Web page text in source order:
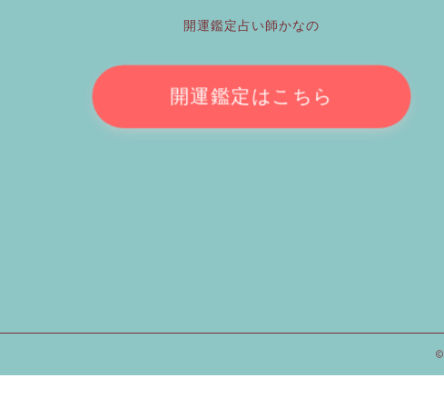
開運鑑定占い師かなの
開運鑑定はこちら